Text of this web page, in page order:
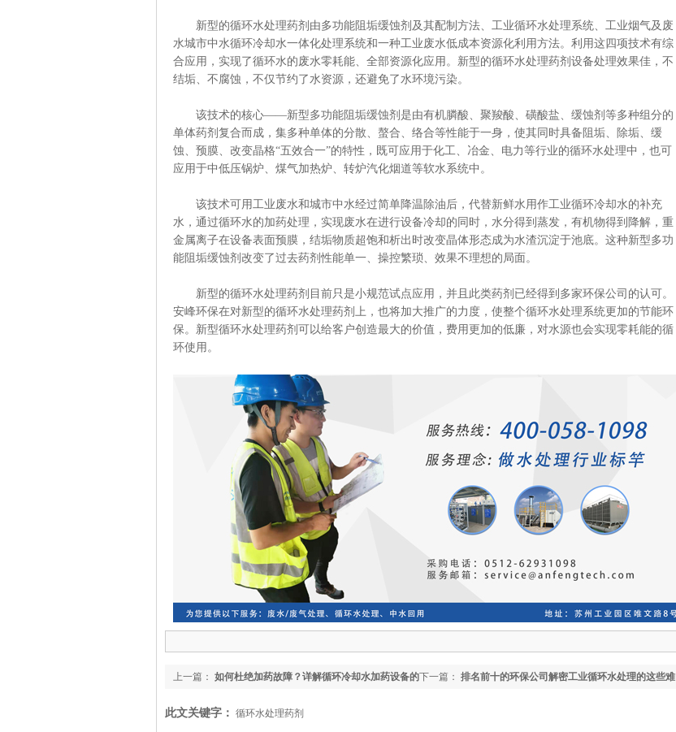
新型的循环水处理药剂由多功能阻垢缓蚀剂及其配制方法、工业循环水处理系统、工业烟气及废
水城市中水循环冷却水一体化处理系统和一种工业废水低成本资源化利用方法。利用这四项技术有综
合应用，实现了循环水的废水零耗能、全部资源化应用。新型的循环水处理药剂设备处理效果佳，不
结垢、不腐蚀，不仅节约了水资源，还避免了水环境污染。
该技术的核心——新型多功能阻垢缓蚀剂是由有机膦酸、聚羧酸、磺酸盐、缓蚀剂等多种组分的
单体药剂复合而成，集多种单体的分散、螯合、络合等性能于一身，使其同时具备阻垢、除垢、缓
蚀、预膜、改变晶格“五效合一”的特性，既可应用于化工、冶金、电力等行业的循环水处理中，也可
应用于中低压锅炉、煤气加热炉、转炉汽化烟道等软水系统中。
该技术可用工业废水和城市中水经过简单降温除油后，代替新鲜水用作工业循环冷却水的补充
水，通过循环水的加药处理，实现废水在进行设备冷却的同时，水分得到蒸发，有机物得到降解，重
金属离子在设备表面预膜，结垢物质超饱和析出时改变晶体形态成为水渣沉淀于池底。这种新型多功
能阻垢缓蚀剂改变了过去药剂性能单一、操控繁琐、效果不理想的局面。
新型的循环水处理药剂目前只是小规范试点应用，并且此类药剂已经得到多家环保公司的认可。
安峰环保在对新型的循环水处理药剂上，也将加大推广的力度，使整个循环水处理系统更加的节能环
保。新型循环水处理药剂可以给客户创造最大的价值，费用更加的低廉，对水源也会实现零耗能的循
环使用。
下一篇： 排名前十的环保公司解密工业循环水处理的这些难
上一篇： 如何杜绝加药故障？详解循环冷却水加药设备的
此文关键字： 循环水处理药剂